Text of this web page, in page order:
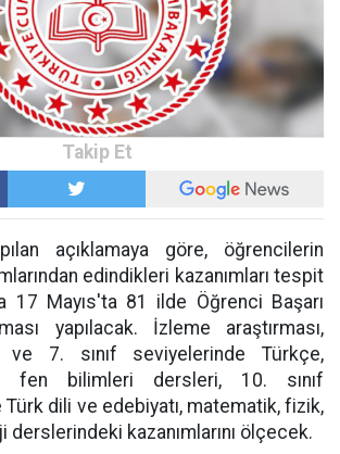
açıklamaya göre, öğrencilerin
edindikleri kazanımları tespit
17 Mayıs'ta 81 ilde Öğrenci Başarı
yapılacak. İzleme araştırması,
ve 7. sınıf seviyelerinde Türkçe,
fen bilimleri dersleri, 10. sınıf
dili ve edebiyatı, matematik, fizik,
derslerindeki kazanımlarını ölçecek.